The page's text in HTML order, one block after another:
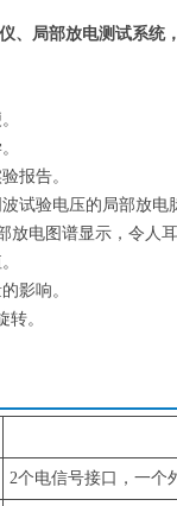
、局部放电测试系统
报告。
试验电压的局部放电
放电图谱显示，令人
影响。
。
2个电信号接口，一个